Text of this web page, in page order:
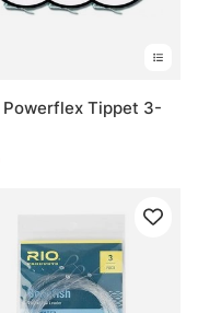
Powerflex Tippet 3-